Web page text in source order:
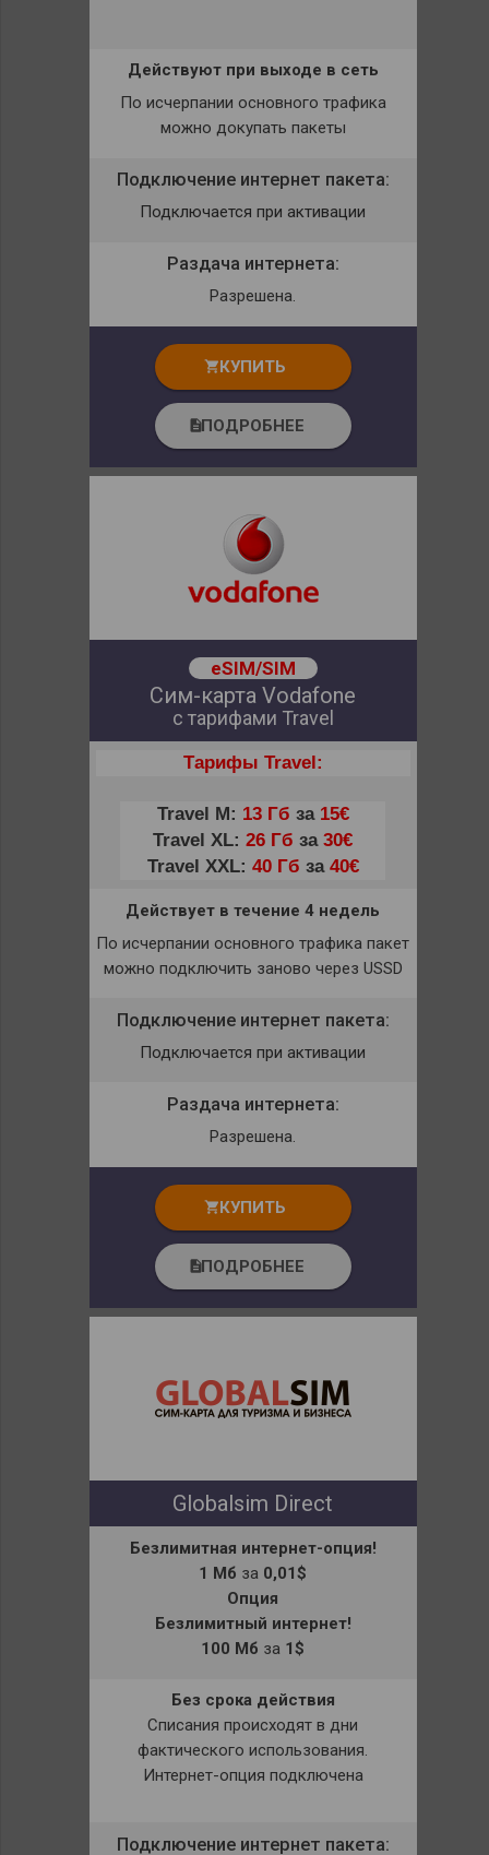
Действуют при выходе в сеть
По исчерпании основного трафика
можно докупать пакеты
Подключение интернет пакета:
Подключается при активации
Раздача интернета:
Разрешена.
shopping_cart КУПИТЬ
descriptionПОДРОБНЕЕ
eSIM/SIM
Сим-карта Vodafone
с тарифами Travel
Тарифы Travel:
Travel M: 13 Гб за 15€
Travel XL: 26 Гб за 30€
Travel XXL: 40 Гб за 40€
Действует в течение 4 недель
По исчерпании основного трафика пакет
можно подключить заново через USSD
Подключение интернет пакета:
Подключается при активации
Раздача интернета:
Разрешена.
shopping_cartКУПИТЬ
descriptionПОДРОБНЕЕ
Globalsim Direct
Безлимитная интернет-опция!
1 Мб за 0,01$
Опция
Безлимитный интернет!
100 Мб за 1$
Без срока действия
Списания происходят в дни
фактического использования.
Интернет-опция подключена
Подключение интернет пакета: